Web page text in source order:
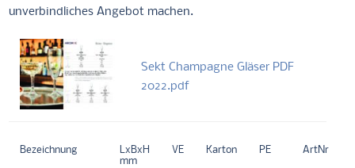
unverbindliches Angebot machen.
Sekt Champagne Gläser PDF
2022.pdf
Bezeichnung
LxBxH
mm
VE Karton PE ArtNr